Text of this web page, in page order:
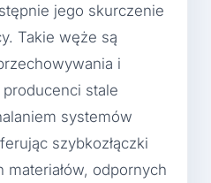
jego skurczenie
Takie węże są
i
stale
systemów
szybkozłączki
materiałów, odpornych